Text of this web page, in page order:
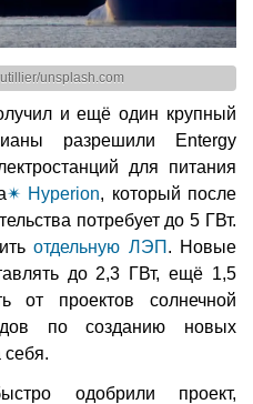
unsplash.com
и ещё один крупный
разрешили Entergy
для питания
✴ Hyperion, который после
потребует до 5 ГВт.
отдельную ЛЭП . Новые
до 2,3 ГВт, ещё 1,5
от проектов солнечной
по созданию новых
себя.
одобрили проект,